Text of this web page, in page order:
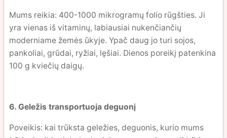
Mums reikia: 400-1000 mikrogramų folio rūgšties. Ji
yra vienas iš vitaminų, labiausiai nukenčiančių
moderniame žemės ūkyje. Ypač daug jo turi sojos,
pankoliai, grūdai, ryžiai, lęšiai. Dienos poreikį patenkina
100 g kviečių daigų.
6. Geležis transportuoja deguonį
Poveikis: kai trūksta geležies, deguonis, kurio mums